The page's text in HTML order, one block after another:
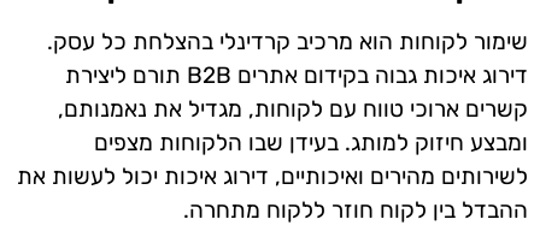
שימור לקוחות הוא מרכיב קרדינלי בהצלחת כל עסק.
דירוג איכות גבוה בקידום אתרים B2B תורם ליצירת
קשרים ארוכי טווח עם לקוחות, מגדיל את נאמנותם,
ומבצע חיזוק למותג. בעידן שבו הלקוחות מצפים
לשירותים מהירים ואיכותיים, דירוג איכות יכול לעשות את
ההבדל בין לקוח חוזר ללקוח מתחרה.